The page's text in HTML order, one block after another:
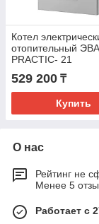
Котел
отопительный
PRACTIC- 21
529 200 ₸
Купить
О нас
Рейтинг не
Менее 5
Работает с